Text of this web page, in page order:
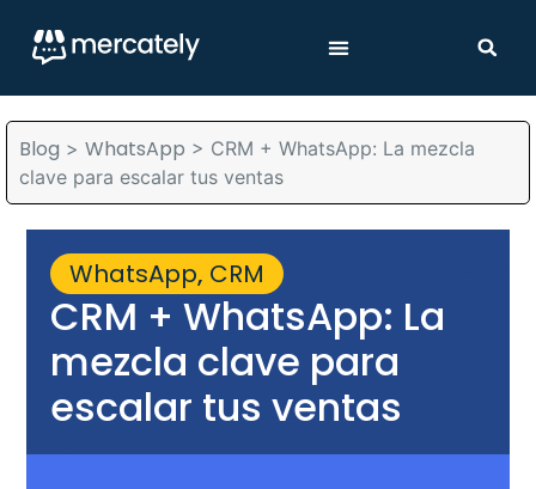
Blog > WhatsApp > CRM + WhatsApp: La mezcla
clave para escalar tus ventas
WhatsApp, CRM
CRM + WhatsApp: La
mezcla clave para
escalar tus ventas